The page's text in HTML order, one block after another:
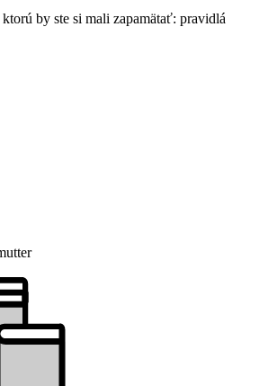
by ste si mali zapamätať: pravidlá